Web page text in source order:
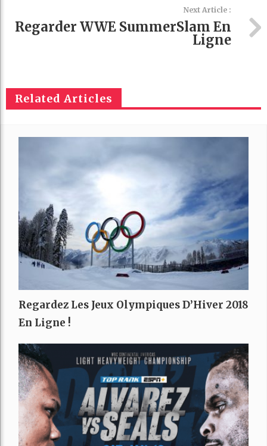
Next Article :
Regarder WWE SummerSlam En
Ligne
Related Articles
Regardez Les Jeux Olympiques D’Hiver 2018
En Ligne !